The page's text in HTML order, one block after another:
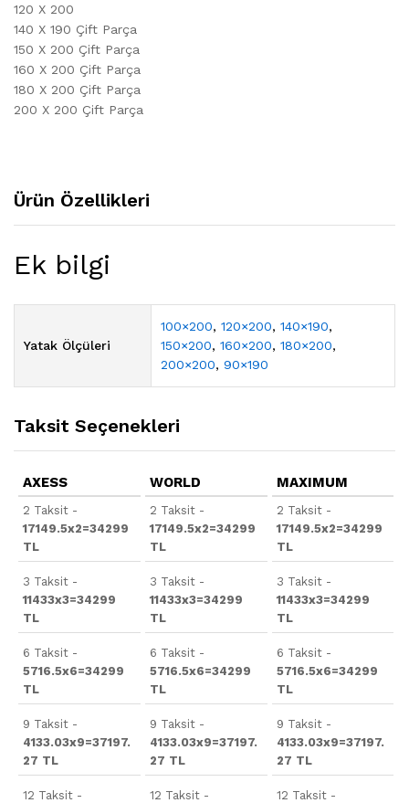
120 X 200
140 X 190 Çift Parça
150 X 200 Çift Parça
160 X 200 Çift Parça
180 X 200 Çift Parça
200 X 200 Çift Parça
Ürün Özellikleri
Ek bilgi
Yatak Ölçüleri
100×200, 120×200, 140×190,
150×200, 160×200, 180×200,
200×200, 90×190
Taksit Seçenekleri
AXESS
2 Taksit -
17149.5x2=34299
TL
3 Taksit -
11433x3=34299
TL
6 Taksit -
5716.5x6=34299
TL
9 Taksit -
4133.03x9=37197.
27 TL
12 Taksit -
WORLD
2 Taksit -
17149.5x2=34299
TL
3 Taksit -
11433x3=34299
TL
6 Taksit -
5716.5x6=34299
TL
9 Taksit -
4133.03x9=37197.
27 TL
12 Taksit -
MAXIMUM
2 Taksit -
17149.5x2=34299
TL
3 Taksit -
11433x3=34299
TL
6 Taksit -
5716.5x6=34299
TL
9 Taksit -
4133.03x9=37197.
27 TL
12 Taksit -